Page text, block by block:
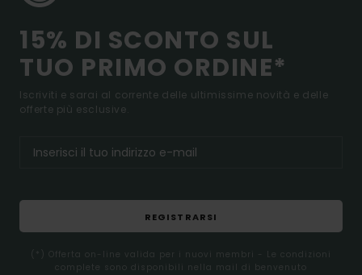
15% DI SCONTO SUL
TUO PRIMO ORDINE*
Iscriviti e sarai al corrente delle ultimissime novità e delle
offerte più esclusive.
REGISTRARSI
(*) Offerta on-line valida per i nuovi membri - Le condizioni
complete sono disponibili nella mail di benvenuto